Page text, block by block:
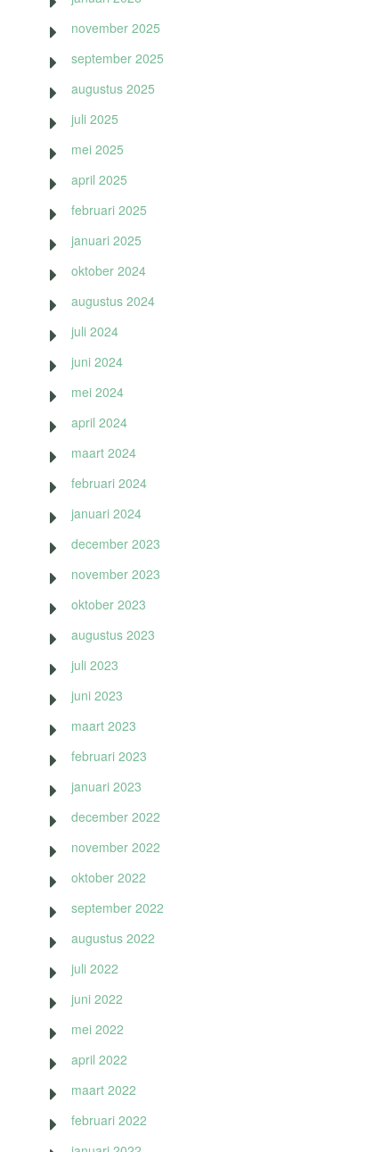
november 2025
september 2025
augustus 2025
juli 2025
mei 2025
april 2025
februari 2025
januari 2025
oktober 2024
augustus 2024
juli 2024
juni 2024
mei 2024
april 2024
maart 2024
februari 2024
januari 2024
december 2023
november 2023
oktober 2023
augustus 2023
juli 2023
juni 2023
maart 2023
februari 2023
januari 2023
december 2022
november 2022
oktober 2022
september 2022
augustus 2022
juli 2022
juni 2022
mei 2022
april 2022
maart 2022
februari 2022